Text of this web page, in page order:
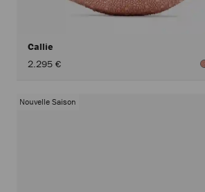
Callie
2.295 €
Nouvelle Saison